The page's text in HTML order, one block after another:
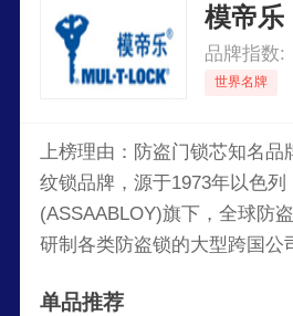
模帝乐
品牌指数:
世界名牌
上榜理由：防盗门锁芯知名品
纹锁品牌，源于1973年以色列
(ASSAABLOY)旗下，全球防
研制各类防盗锁的大型跨国公
单品推荐